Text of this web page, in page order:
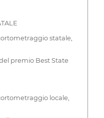
statale,
premio Best State
locale,